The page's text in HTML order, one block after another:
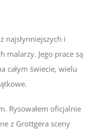
najsłynniejszych i
malarzy. Jego prace są
całym świecie, wielu
Rysowałem oficjalnie
z Grottgera sceny